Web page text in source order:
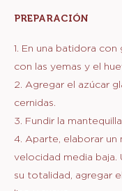
PREPARACIÓN
EL
1. En una batidora
con las yemas y el
2. Agregar el azúcar
cernidas.
3. Fundir la
4. Aparte, elaborar un
velocidad media baja.
su totalidad, agregar